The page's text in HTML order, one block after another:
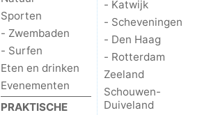
Sporten
- Zwembaden
- Surfen
Eten en drinken
Evenementen
PRAKTISCHE
- Katwijk
- Scheveningen
- Den Haag
- Rotterdam
Zeeland
Schouwen-
Duiveland